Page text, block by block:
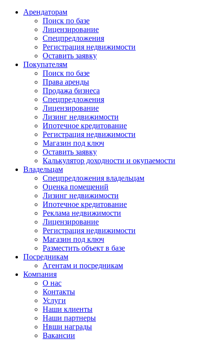
Арендаторам
Поиск по базе
Лицензирование
Спецпредложения
Регистрация недвижимости
Оставить заявку
Покупателям
Поиск по базе
Права аренды
Продажа бизнеса
Спецпредложения
Лицензирование
Лизинг недвижимости
Ипотечное кредитование
Регистрация недвижимости
Магазин под ключ
Оставить заявку
Калькулятор доходности и окупаемости
Владельцам
Спецпредложения владельцам
Оценка помещений
Лизинг недвижимости
Ипотечное кредитование
Реклама недвижимости
Лицензирование
Регистрация недвижимости
Магазин под ключ
Разместить объект в базе
Посредникам
Агентам и посредникам
Компания
О нас
Контакты
Услуги
Наши клиенты
Наши партнеры
Нвши награды
Вакансии